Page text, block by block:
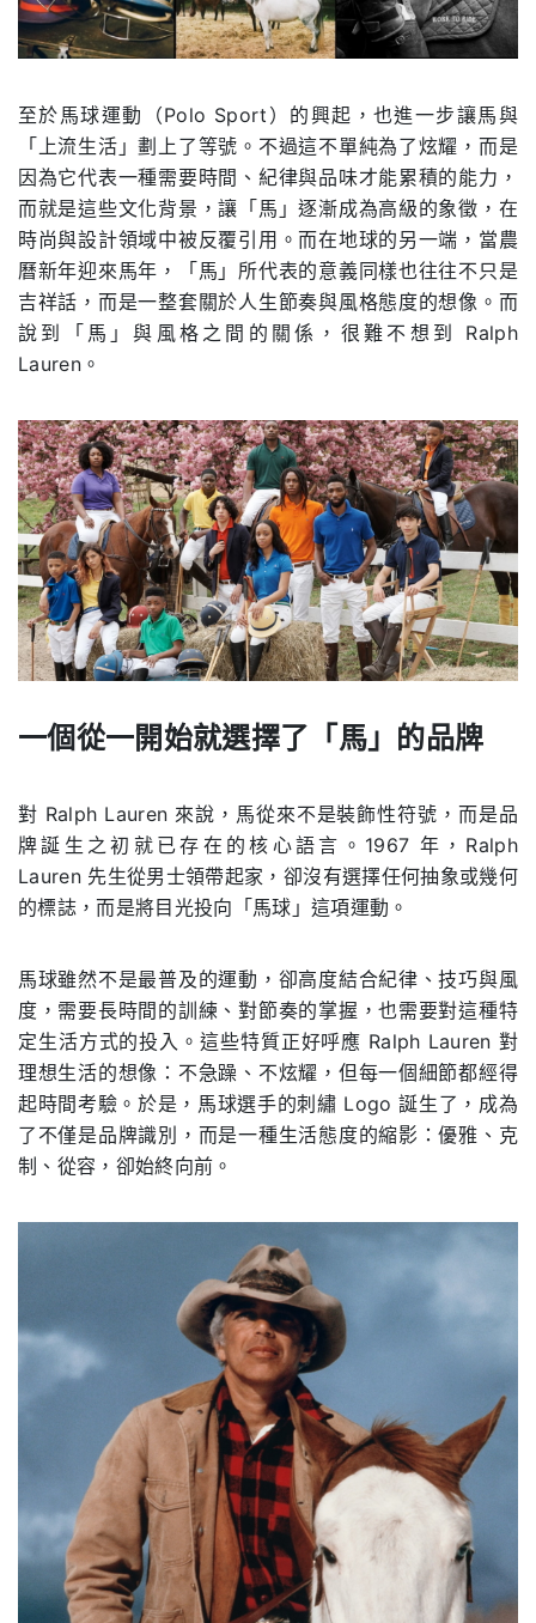
至於馬球運動（Polo Sport）的興起，也進一步讓馬與
「上流生活」劃上了等號。不過這不單純為了炫耀，而是
因為它代表一種需要時間、紀律與品味才能累積的能力，
而就是這些文化背景，讓「馬」逐漸成為高級的象徵，在
時尚與設計領域中被反覆引用。而在地球的另一端，當農
曆新年迎來馬年，「馬」所代表的意義同樣也往往不只是
吉祥話，而是一整套關於人生節奏與風格態度的想像。而
說到「馬」與風格之間的關係，很難不想到 Ralph
Lauren。
一個從一開始就選擇了「馬」的品牌
對 Ralph Lauren 來說，馬從來不是裝飾性符號，而是品
牌誕生之初就已存在的核心語言。1967 年，Ralph
Lauren 先生從男士領帶起家，卻沒有選擇任何抽象或幾何
的標誌，而是將目光投向「馬球」這項運動。
馬球雖然不是最普及的運動，卻高度結合紀律、技巧與風
度，需要長時間的訓練、對節奏的掌握，也需要對這種特
定生活方式的投入。這些特質正好呼應 Ralph Lauren 對
理想生活的想像：不急躁、不炫耀，但每一個細節都經得
起時間考驗。於是，馬球選手的刺繡 Logo 誕生了，成為
了不僅是品牌識別，而是一種生活態度的縮影：優雅、克
制、從容，卻始終向前。